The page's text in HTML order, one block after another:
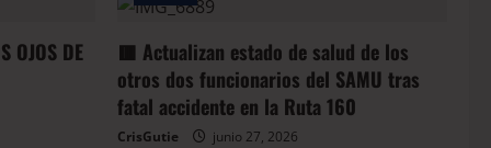
OJOS DE
🟥 Actualizan estado de salud de los
otros dos funcionarios del SAMU tras
fatal accidente en la Ruta 160
CrisGutie junio 27, 2026